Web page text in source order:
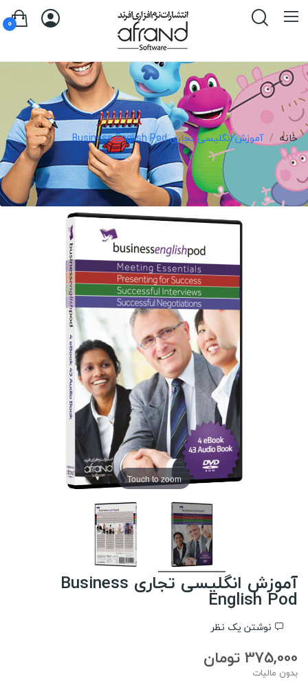
0
خانه آموزش انگلیسی تجاری Business English Pod
Touch to zoom
آموزش انگلیسی تجاری Business
English Pod
نوشتن یک نظر
375,000 تومان
بدون مالیات